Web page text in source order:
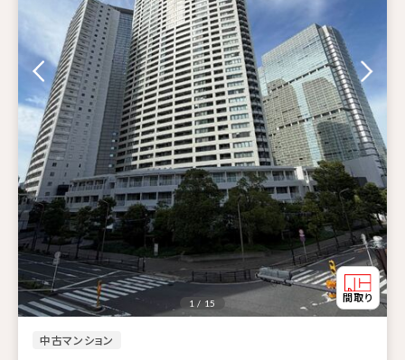
中古マンション
1 / 15